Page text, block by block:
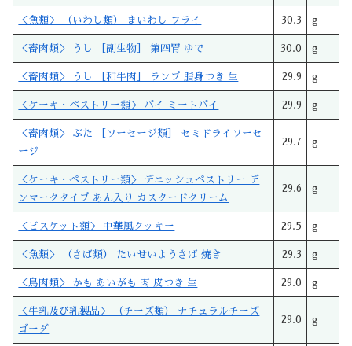
＜魚類＞ （いわし類） まいわし フライ 30.3 g
＜畜肉類＞ うし ［副生物］ 第四胃 ゆで 30.0 g
＜畜肉類＞ うし ［和牛肉］ ランプ 脂身つき 生 29.9 g
＜ケーキ・ペストリー類＞ パイ ミートパイ 29.9 g
＜畜肉類＞ ぶた ［ソーセージ類］ セミドライソーセ
ージ
29.7 g
＜ケーキ・ペストリー類＞ デニッシュペストリー デ
ンマークタイプ あん入り カスタードクリーム
29.6 g
＜ビスケット類＞ 中華風クッキー 29.5 g
＜魚類＞ （さば類） たいせいようさば 焼き 29.3 g
＜鳥肉類＞ かも あいがも 肉 皮つき 生 29.0 g
＜牛乳及び乳製品＞ （チーズ類） ナチュラルチーズ
ゴーダ
29.0 g